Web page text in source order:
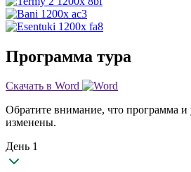
Программа тура
Скачать в Word
Обратите внимание, что программа и
изменены.
День 1